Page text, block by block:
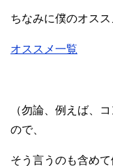
ちなみに僕のオス
オススメ一覧
（勿論、例えば、
ので、
そう言うのも含め